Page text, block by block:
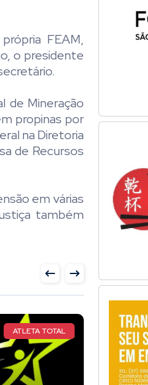
FEAM,
o presidente
de Mineração
propinas por
na Diretoria
de Recursos
em várias
também
MUNDIAL DE CAPOEIRA